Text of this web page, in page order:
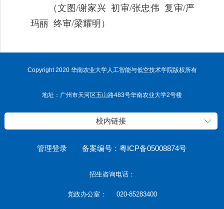
（文图/谢家兴 初审/张忠伟 复审/严
玛丽 终审/梁耀明）
Copyright 2020 华南农业大学人工智能与低空技术学院版权所有
地址：广州市天河区五山路483号华南农业大学2号楼
校内链接
管理登录 备案编号：粤ICP备05008874号
招生咨询电话：
党政办公室： 020-85283400